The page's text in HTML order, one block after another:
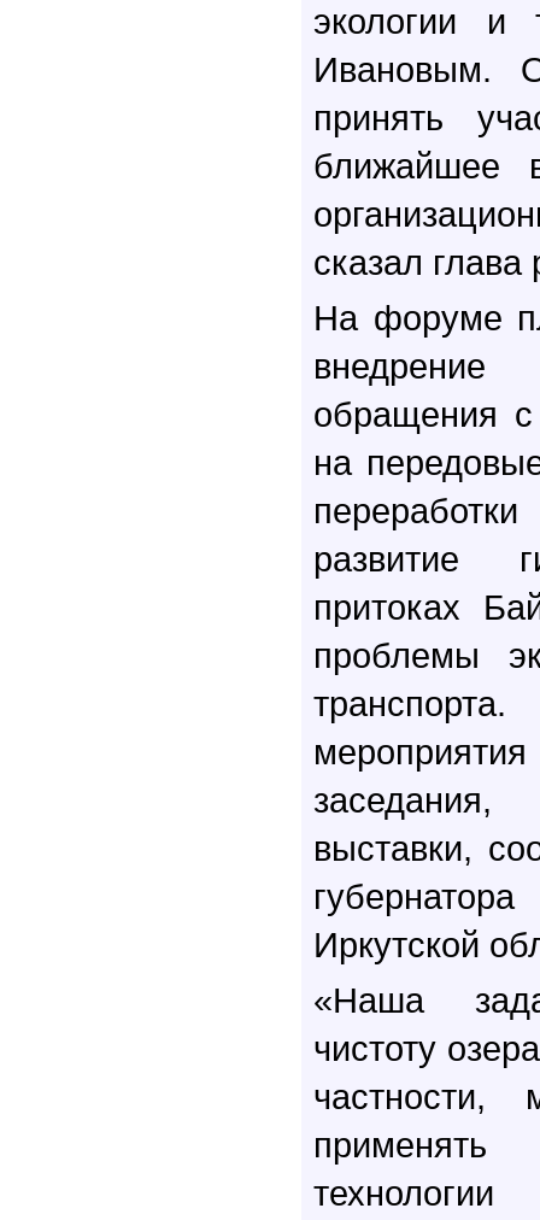
экологии и
Ивановым.
принять
ближайшее
сказал глава
На форуме
обращения
на
развитие
притоках
проблемы
выставки,
Иркутской
«Наша
чистоту